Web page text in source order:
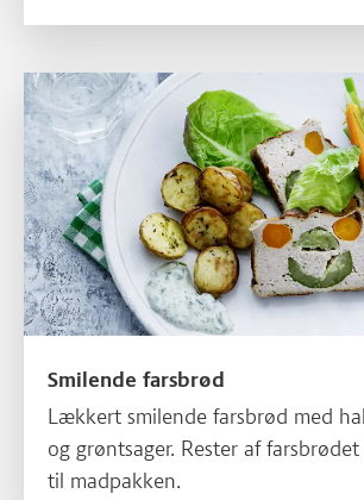
Smilende farsbrød
Lækkert smilende farsbrød med
og grøntsager. Rester af
til madpakken.
Smilende farsbrød